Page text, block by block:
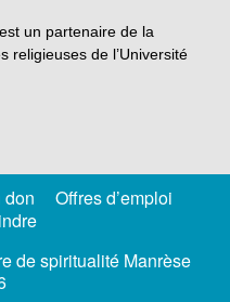
un partenaire de la
religieuses de l’Université
don
Offres d’emploi
de spiritualité Manrèse